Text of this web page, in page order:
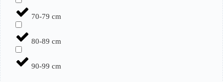
70-79 cm
80-89 cm
90-99 cm